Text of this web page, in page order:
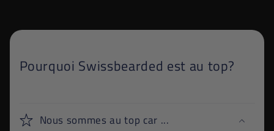
Pourquoi Swissbearded est au top?
Nous sommes au top car ...